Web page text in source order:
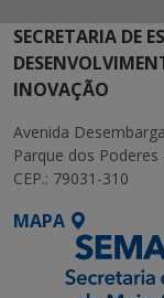
SECRETARIA DE
INOVAÇÃO
Avenida
Parque dos
CEP.: 79031-310
MAPA